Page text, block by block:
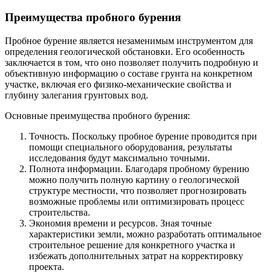
Преимущества пробного бурения
Пробное бурение является незаменимым инструментом для
определения геологической обстановки. Его особенность
заключается в том, что оно позволяет получить подробную и
объективную информацию о составе грунта на конкретном
участке, включая его физико-механические свойства и
глубину залегания грунтовых вод.
Основные преимущества пробного бурения:
Точность. Поскольку пробное бурение проводится при
помощи специального оборудования, результаты
исследования будут максимально точными.
Полнота информации. Благодаря пробному бурению
можно получить полную картину о геологической
структуре местности, что позволяет прогнозировать
возможные проблемы или оптимизировать процесс
строительства.
Экономия времени и ресурсов. Зная точные
характеристики земли, можно разработать оптимальное
строительное решение для конкретного участка и
избежать дополнительных затрат на корректировку
проекта.